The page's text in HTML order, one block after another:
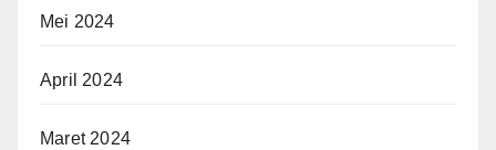
Mei 2024
April 2024
Maret 2024